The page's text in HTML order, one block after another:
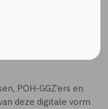
Dat
zijn voor het
POH-GGZ’ers en
deze digitale vorm